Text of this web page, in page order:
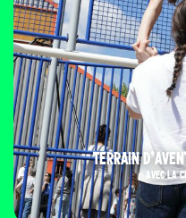
TERRAIN
AVEC LA